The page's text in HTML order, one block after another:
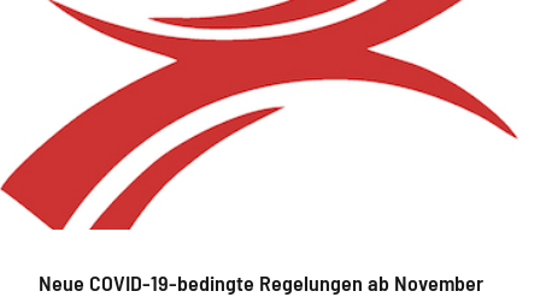
Neue COVID-19-bedingte Regelungen ab November